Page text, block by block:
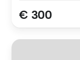
€ 300